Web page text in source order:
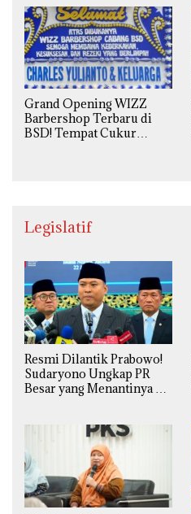
Grand Opening WIZZ
Barbershop Terbaru di
BSD! Tempat Cukur
Legislatif
Resmi Dilantik Prabowo!
Sudaryono Ungkap PR
Besar yang Menantinya di